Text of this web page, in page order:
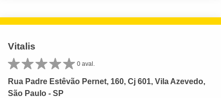
Vitalis
0 aval.
Rua Padre Estêvão Pernet, 160, Cj 601, Vila Azevedo,
São Paulo - SP